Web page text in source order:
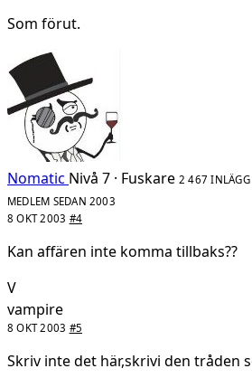
Som förut.
Nomatic Nivå 7 · Fuskare 2 467 INLÄGG
MEDLEM SEDAN 2003
8 OKT 2003 #4
Kan affären inte komma tillbaks??
V
vampire
8 OKT 2003 #5
Skriv inte det här,skrivi den tråden